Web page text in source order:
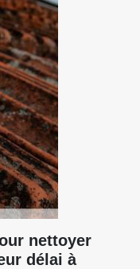
nettoyer
délai à